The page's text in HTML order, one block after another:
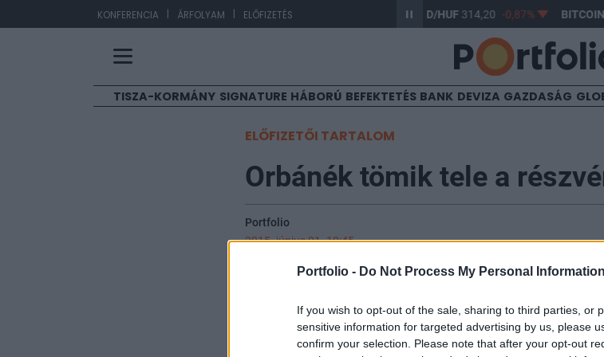
Portfolio - Do Not Process My Personal Information
If you wish to opt-out of the sale, sharing to third parties, or
sensitive information for targeted advertising by us, please
confirm your selection. Please note that after your opt-out
KONFERENCIA | ÁRFOLYAM | ELŐFIZETÉS
EUR/HUF USD/HUF314,20 -0,87% BITCOIN
TISZA-KORMÁNY SIGNATURE HÁBORÚ BEFEKTETÉS BANK DEVIZA GAZDASÁG
ELŐFIZETŐI TARTALOM
Orbánék tömik tele a
Portfolio
2015. június 01. 10:45
Már eddig is sokat kereshettek a befektetők a magyar
áramszolgáltatókkal, a sztori pedig, úgy tűnik, még
eszközvásárlások növelhetik a cégek
befolyó egyszeri pénzbevételek mellett lehetőséget